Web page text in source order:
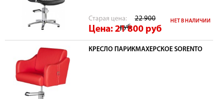
Cтарая цена:
22 900
руб
Цена: 21 800 руб
НЕТ В НАЛИЧИИ
КРЕСЛО ПАРИКМАХЕРСКОЕ SORENTO